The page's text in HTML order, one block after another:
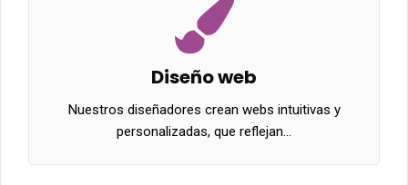
Diseño web
Nuestros diseñadores crean webs intuitivas y
personalizadas, que reflejan…